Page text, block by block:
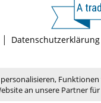
| Datenschutzerklärung
an unsere Partner